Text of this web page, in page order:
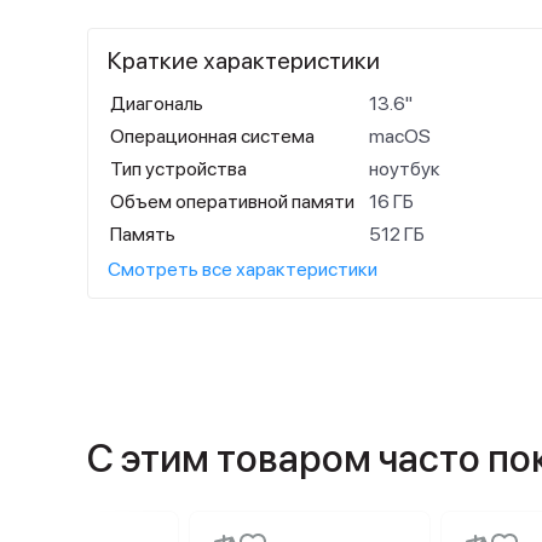
Краткие характеристики
Диагональ
13.6"
Операционная система
macOS
Тип устройства
ноутбук
Объем оперативной памяти
16 ГБ
Память
512 ГБ
Смотреть все характеристики
С этим товаром часто